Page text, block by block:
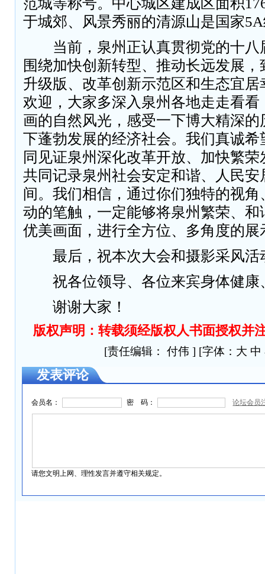
范城等称号。中心城区建成区面积
于城郊、风景秀丽的清源山是国家
当前，泉州正认真贯彻党的十八
围绕加快创新转型、推动长远发展
升级版、改革创新示范区和生态宜
欢迎，大家多深入泉州各地走走看
画的自然风光，感受一下博大精深
下蓬勃发展的经济社会。我们真诚
同见证泉州深化改革开放、加快繁
共同记录泉州社会安定和谐、人民
间。我们相信，通过你们独特的视
动的笔触，一定能够将泉州繁荣、
优美画面，进行全方位、多角度的展
最后，祝本次大会和摄影采风活
祝各位领导、各位来宾身体健康
谢谢大家！
版权声明 ：转载须经版权人书面授权并
[责任编辑： 付伟 ] [字体： 大 中
发表评论
会员名： 密 码： 论坛会员
请您文明上网、理性发言并遵守相关规定。